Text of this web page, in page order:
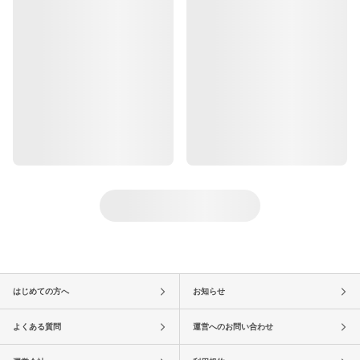
はじめての方へ お知らせ
よくある質問 運営へのお問い合わせ